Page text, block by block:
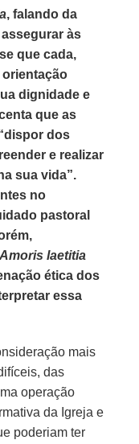
, falando da
às
que cada,
orientação
dignidade e
que as
dos
e realizar
sua vida”.
no
pastoral
Amoris laetitia
ética dos
essa
mais
das
operação
da Igreja e
poderiam ter